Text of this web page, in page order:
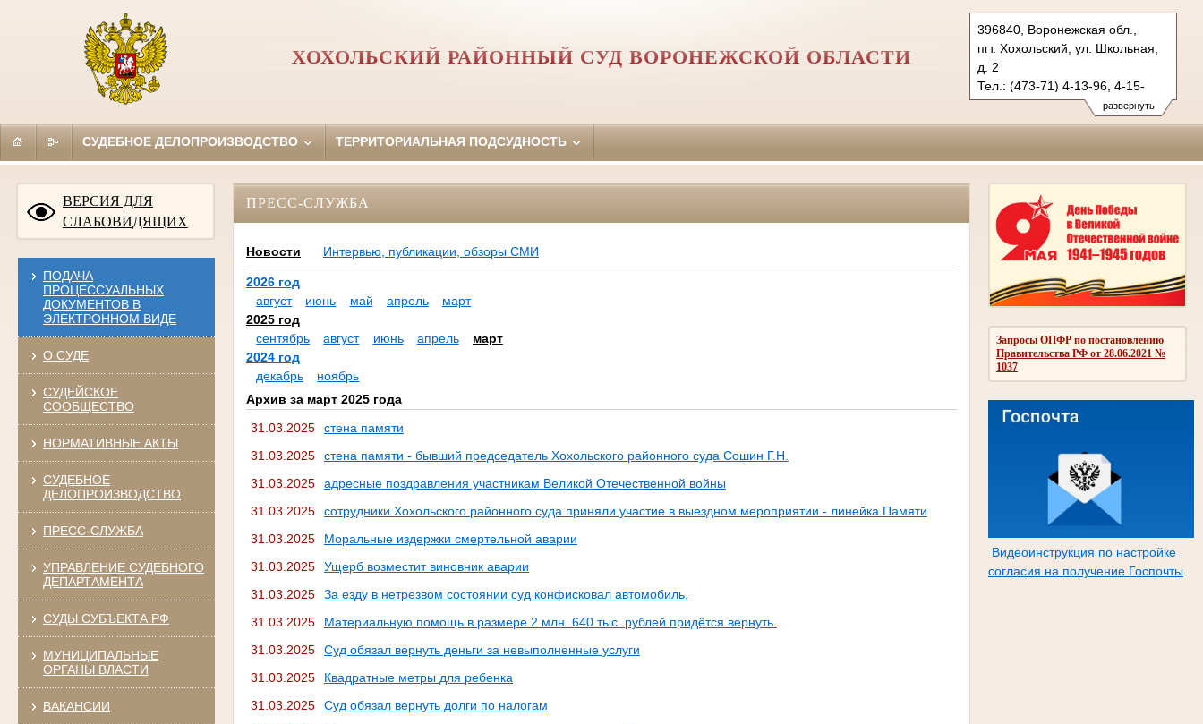
развернуть
396840, Воронежская обл.,
пгт. Хохольский, ул. Школьная,
д. 2
Тел.: (473-71) 4-13-96, 4-15-
03 (ф.)
hoholsky.vrn@sudrf.ru
ХОХОЛЬСКИЙ РАЙОННЫЙ СУД ВОРОНЕЖСКОЙ ОБЛАСТИ
СУДЕБНОЕ ДЕЛОПРОИЗВОДСТВО ТЕРРИТОРИАЛЬНАЯ ПОДСУДНОСТЬ
ВЕРСИЯ ДЛЯ
СЛАБОВИДЯЩИХ
ПОДАЧА
ПРОЦЕССУАЛЬНЫХ
ДОКУМЕНТОВ В
ЭЛЕКТРОННОМ ВИДЕ
О СУДЕ
СУДЕЙСКОЕ
СООБЩЕСТВО
НОРМАТИВНЫЕ АКТЫ
СУДЕБНОЕ
ДЕЛОПРОИЗВОДСТВО
ПРЕСС-СЛУЖБА
УПРАВЛЕНИЕ СУДЕБНОГО
ДЕПАРТАМЕНТА
СУДЫ СУБЪЕКТА РФ
МУНИЦИПАЛЬНЫЕ
ОРГАНЫ ВЛАСТИ
ВАКАНСИИ
Запросы ОПФР по постановлению
Правительства РФ от 28.06.2021 №
1037
Видеоинструкция по настройке
согласия на получение Госпочты
ПРЕСС-СЛУЖБА
Новости Интервью, публикации, обзоры СМИ
2026 год
август
июнь май апрель
март
2025 год
сентябрь
август июнь апрель
март
2024 год
декабрь
ноябрь
Архив за март 2025 года
31.03.2025
стена памяти
31.03.2025
стена памяти - бывший председатель Хохольского районного суда Сошин Г.Н.
31.03.2025
адресные поздравления участникам Великой Отечественной войны
31.03.2025
сотрудники Хохольского районного суда приняли участие в выездном мероприятии - линейка Памяти
31.03.2025
Моральные издержки смертельной аварии
31.03.2025
Ущерб возместит виновник аварии
31.03.2025
За езду в нетрезвом состоянии суд конфисковал автомобиль.
31.03.2025
Материальную помощь в размере 2 млн. 640 тыс. рублей придётся вернуть.
31.03.2025
Суд обязал вернуть деньги за невыполненные услуги
31.03.2025
Квадратные метры для ребенка
31.03.2025
Суд обязал вернуть долги по налогам